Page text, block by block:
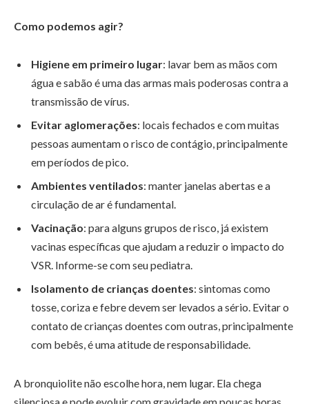
Como podemos agir?
Higiene em primeiro lugar: lavar bem as mãos com
água e sabão é uma das armas mais poderosas contra a
transmissão de vírus.
Evitar aglomerações: locais fechados e com muitas
pessoas aumentam o risco de contágio, principalmente
em períodos de pico.
Ambientes ventilados: manter janelas abertas e a
circulação de ar é fundamental.
Vacinação: para alguns grupos de risco, já existem
vacinas específicas que ajudam a reduzir o impacto do
VSR. Informe-se com seu pediatra.
Isolamento de crianças doentes: sintomas como
tosse, coriza e febre devem ser levados a sério. Evitar o
contato de crianças doentes com outras, principalmente
com bebês, é uma atitude de responsabilidade.
A bronquiolite não escolhe hora, nem lugar. Ela chega